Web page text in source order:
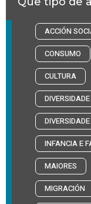
ACCIÓN
CONSUMO
CULTURA
INFANCIA E
MAIORES
MIGRACIÓN